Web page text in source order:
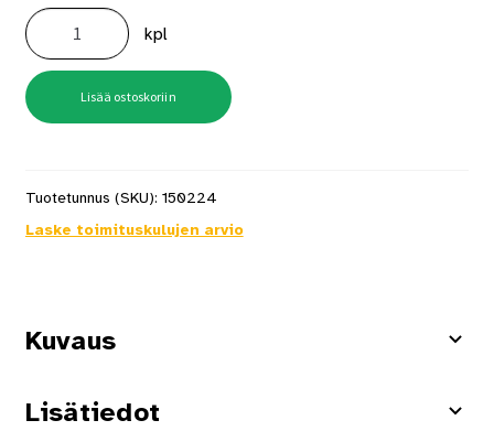
Iki
poistoputki
100
cm
määrä
kpl
Lisää ostoskoriin
Tuotetunnus (SKU): 150224
Laske toimituskulujen arvio
Kuvaus
Lisätiedot